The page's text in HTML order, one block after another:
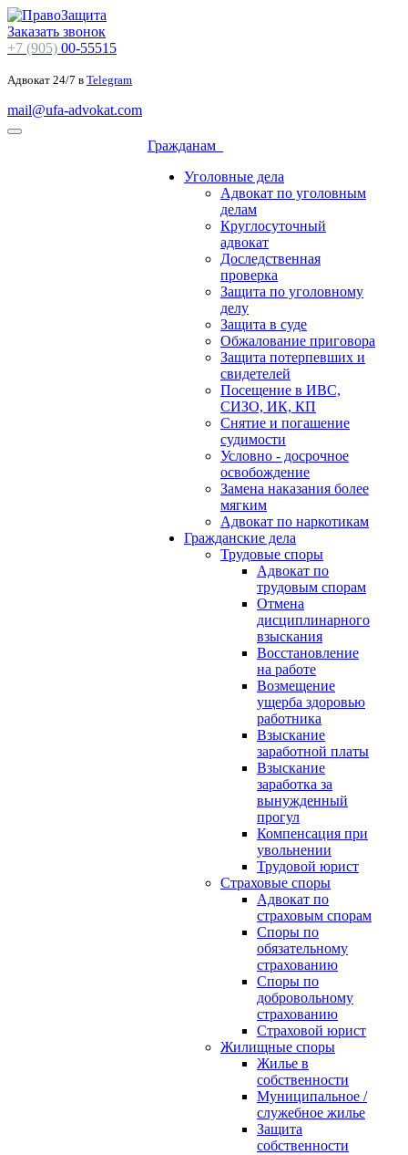
Заказать звонок
+7 (905) 00-55515
Адвокат 24/7 в Telegram
mail@ufa-advokat.com
Гражданам
Уголовные дела
Адвокат по уголовным
делам
Круглосуточный
адвокат
Доследственная
проверка
Защита по уголовному
делу
Защита в суде
Обжалование приговора
Защита потерпевших и
свидетелей
Посещение в ИВС,
СИЗО, ИК, КП
Снятие и погашение
судимости
Условно - досрочное
освобождение
Замена наказания более
мягким
Адвокат по наркотикам
Гражданские дела
Трудовые споры
Адвокат по
трудовым спорам
Отмена
дисциплинарного
взыскания
Восстановление
на работе
Возмещение
ущерба здоровью
работника
Взыскание
заработной платы
Взыскание
заработка за
вынужденный
прогул
Компенсация при
увольнении
Трудовой юрист
Страховые споры
Адвокат по
страховым спорам
Споры по
обязательному
страхованию
Споры по
добровольному
страхованию
Страховой юрист
Жилищные споры
Жилье в
собственности
Муниципальное /
служебное жилье
Защита
собственности